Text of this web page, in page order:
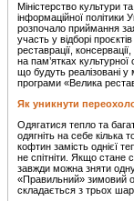
Міністерство культури та
інформаційної політики
розпочало приймання
участь у відборі проєктів
реставрації,
на пам’ятках культурної
що будуть реалізовані у
програми «Велика
Як уникнути
Одягатися тепло та
одягніть на себе кілька
кофтин замість однієї
не спітніти. Якщо стане
завжди можна зняти
«Правильний» зимовий
складається з трьох